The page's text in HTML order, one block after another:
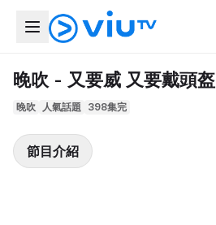
晚吹 - 又要威 又要戴頭盔
晚吹 人氣話題 398集完
節目介紹